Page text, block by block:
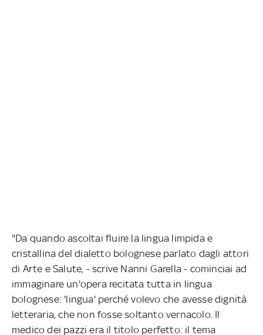
"Da quando ascoltai fluire la lingua limpida e
cristallina del dialetto bolognese parlato dagli attori
di Arte e Salute, - scrive Nanni Garella - cominciai ad
immaginare un'opera recitata tutta in lingua
bolognese: 'lingua' perché volevo che avesse dignità
letteraria, che non fosse soltanto vernacolo. Il
medico dei pazzi era il titolo perfetto: il tema